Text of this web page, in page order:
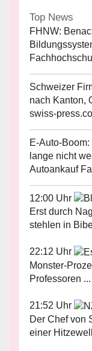
Top News
FHNW:
Schweizer
nach Kanton,
swiss-
E-Auto-
lange nicht
Autoankauf
12:00 Uhr
Erst durch
stehlen in
22:12 Uhr
Monster-
Professoren
21:52 Uhr
Der Chef von
einer